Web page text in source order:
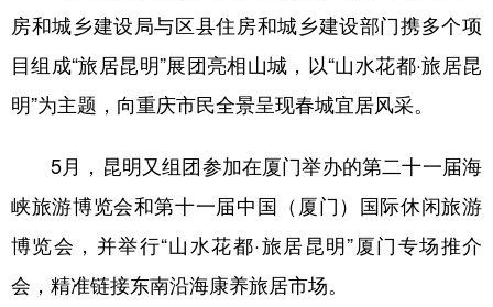
房和城乡建设局与区县住房和城乡建设部门携多个项
目组成“旅居昆明”展团亮相山城，以“山水花都·旅居昆
明”为主题，向重庆市民全景呈现春城宜居风采。
5月，昆明又组团参加在厦门举办的第二十一届海
峡旅游博览会和第十一届中国（厦门）国际休闲旅游
博览会，并举行“山水花都·旅居昆明”厦门专场推介
会，精准链接东南沿海康养旅居市场。